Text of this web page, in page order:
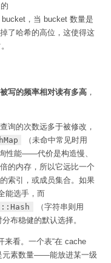
，当 bucket 数量是
了哈希的高位，这使得这
写的频率相对读有多高，
询的次数远多于被修改，
（未命中常见时用
性能——代价是构造慢、
的内存，所以它远比一个
索引，或成员集合。如果
能选手，而
（字符串则用
布稳健的默认选择。
来看。一个表“在 cache
元素数量——能放进某一级